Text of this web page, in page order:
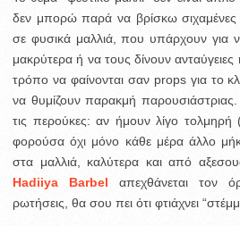
δεν μπορώ παρά να βρίσκω σιχαμένες
σε φυσικά μαλλιά, που υπάρχουν για
μακρύτερα ή να τους δίνουν
τρόπο να φαίνονται σαν props για το
να θυμίζουν παρακμή παρουσιάστριας.
τις περούκες: αν ήμουν λίγο
φορούσα όχι μόνο κάθε μέρα άλλο
στα μαλλιά, καλύτερα και από
Hadiiya Barbel απεχθάνεται τον
ρωτήσεις, θα σου πει ότι φτιάχνει